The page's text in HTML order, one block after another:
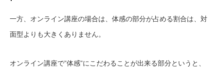
一方、オンライン講座の場合は、体感の部分が占める割合は、対
面型よりも大きくありません。
オンライン講座で”体感”にこだわることが出来る部分というと、